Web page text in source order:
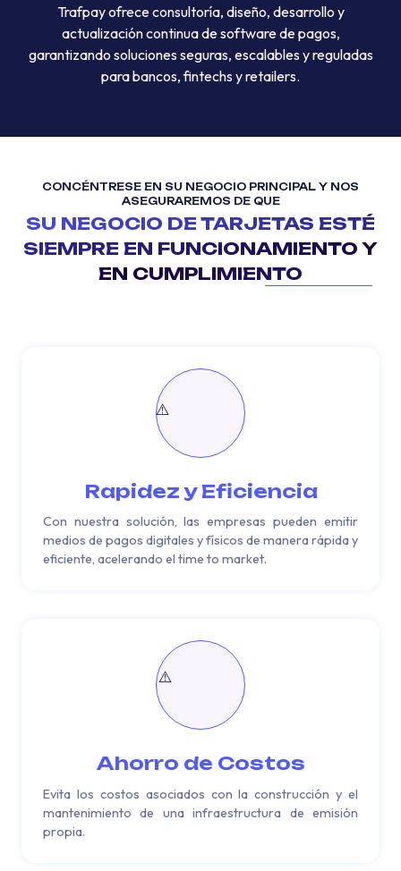
Trafpay ofrece consultoría, diseño, desarrollo y
actualización continua de software de pagos,
garantizando soluciones seguras, escalables y reguladas
para bancos, fintechs y retailers.
CONCÉNTRESE EN SU NEGOCIO PRINCIPAL Y NOS
ASEGURAREMOS DE QUE
SU NEGOCIO DE TARJETAS ESTÉ
SIEMPRE EN FUNCIONAMIENTO Y
EN CUMPLIMIENTO
Rapidez y Eficiencia
Con nuestra solución, las empresas pueden emitir
medios de pagos digitales y físicos de manera rápida y
eficiente, acelerando el time to market.
Ahorro de Costos
Evita los costos asociados con la construcción y el
mantenimiento de una infraestructura de emisión
propia.